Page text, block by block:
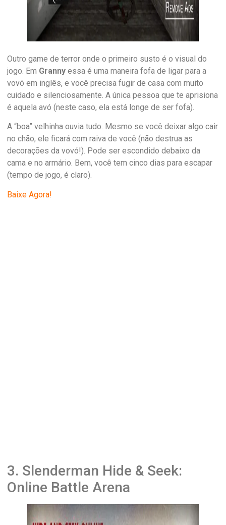
Outro game de terror onde o primeiro susto é o visual do
jogo. Em Granny essa é uma maneira fofa de ligar para a
vovó em inglês, e você precisa fugir de casa com muito
cuidado e silenciosamente. A única pessoa que te aprisiona
é aquela avó (neste caso, ela está longe de ser fofa).
A “boa” velhinha ouvia tudo. Mesmo se você deixar algo cair
no chão, ele ficará com raiva de você (não destrua as
decorações da vovó!). Pode ser escondido debaixo da
cama e no armário. Bem, você tem cinco dias para escapar
(tempo de jogo, é claro).
Baixe Agora!
3. Slenderman Hide & Seek:
Online Battle Arena